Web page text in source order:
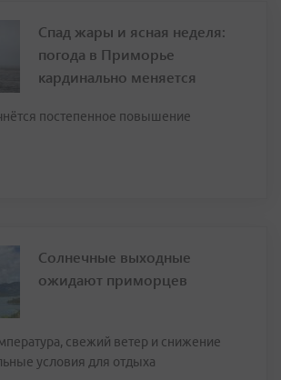
Спад жары и ясная неделя:
погода в Приморье
кардинально меняется
постепенное повышение
Солнечные выходные
ожидают приморцев
свежий ветер и снижение
условия для отдыха